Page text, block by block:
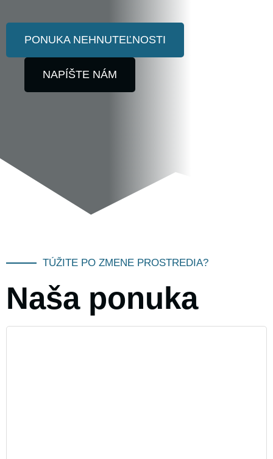
PONUKA NEHNUTEĽNOSTI
NAPÍŠTE NÁM
TÚŽITE PO ZMENE PROSTREDIA?
Naša ponuka